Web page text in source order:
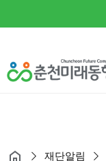
재단알림